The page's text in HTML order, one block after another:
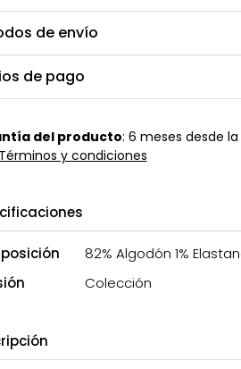
de envío
de pago
del producto: 6 meses desde
Términos y condiciones
82% Algodón 1%
Colección